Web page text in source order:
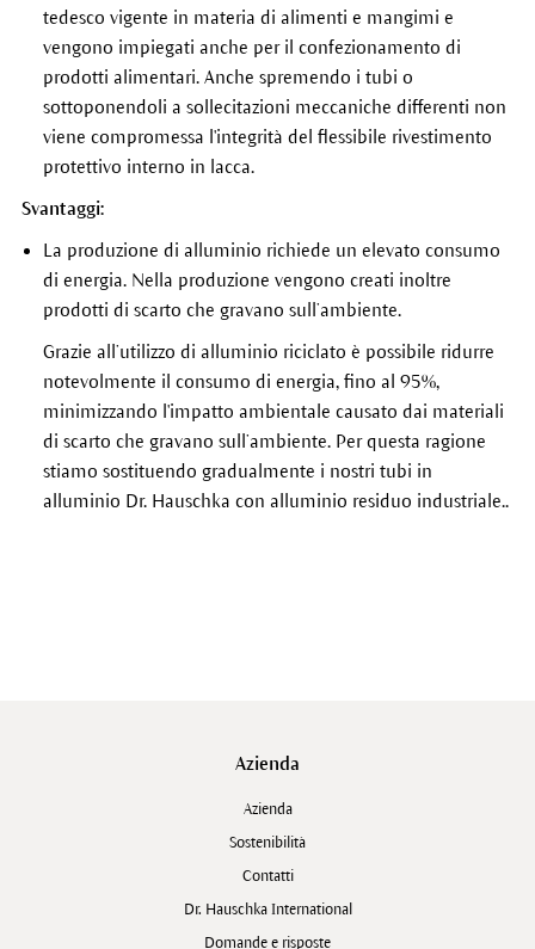
tedesco vigente in materia di alimenti e mangimi e
vengono impiegati anche per il confezionamento di
prodotti alimentari. Anche spremendo i tubi o
sottoponendoli a sollecitazioni meccaniche differenti non
viene compromessa l'integrità del flessibile rivestimento
protettivo interno in lacca.
Svantaggi:
La produzione di alluminio richiede un elevato consumo
di energia. Nella produzione vengono creati inoltre
prodotti di scarto che gravano sull’ambiente.
Grazie all’utilizzo di alluminio riciclato è possibile ridurre
notevolmente il consumo di energia, fino al 95%,
minimizzando l'impatto ambientale causato dai materiali
di scarto che gravano sull’ambiente. Per questa ragione
stiamo sostituendo gradualmente i nostri tubi in
alluminio Dr. Hauschka con alluminio residuo industriale..
Azienda
Azienda
Sostenibilità
Contatti
Dr. Hauschka International
Domande e risposte